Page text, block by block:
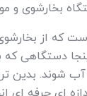
بخارشوی و
که از
دستگاهی
آب شوند. بدین